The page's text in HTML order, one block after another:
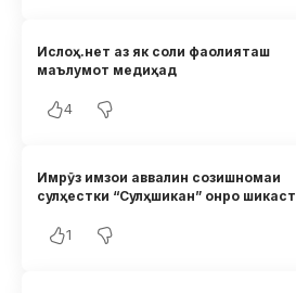
Ислоҳ.нет аз як соли фаолияташ
маълумот медиҳад
4
Имрӯз имзои аввалин созишномаи
сулҳестки “Сулҳшикан” онро шикаст
1